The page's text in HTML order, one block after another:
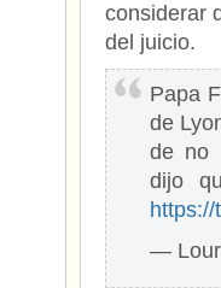
considerar
del juicio.
Papa
de
de no
dijo
—